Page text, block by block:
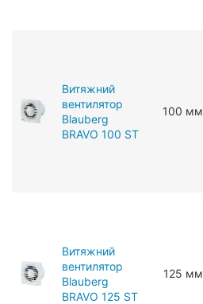
Витяжний
вентилятор
Blauberg
BRAVO 100 ST
100 мм
Витяжний
вентилятор
Blauberg
BRAVO 125 ST
125 мм